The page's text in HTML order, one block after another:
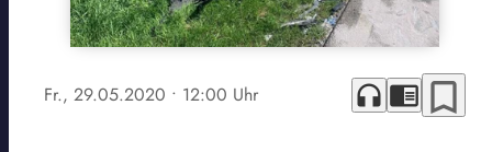
Fr., 29.05.2020 • 12:00 Uhr headphones chrome_reader_mode bookmark_border